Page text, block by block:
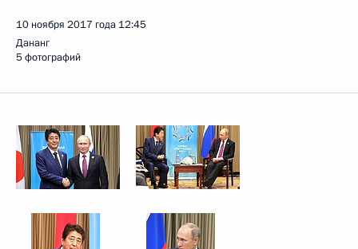
10 ноября 2017 года 12:45
Дананг
5 фотографий